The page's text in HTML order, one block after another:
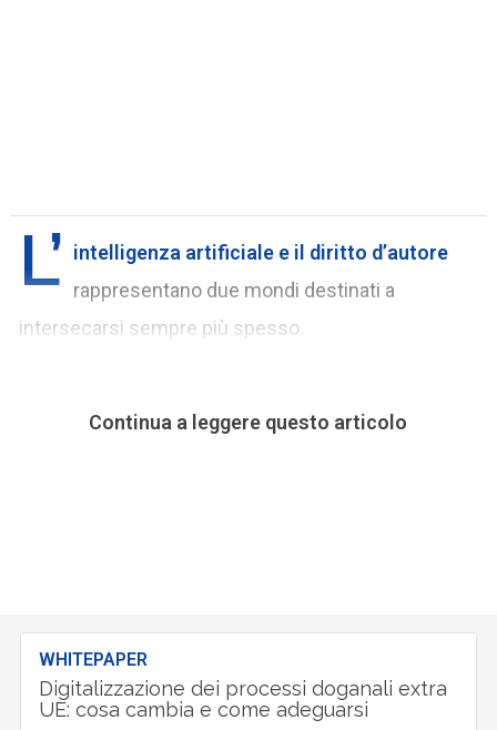
L’ intelligenza artificiale e il diritto d’autore
rappresentano due mondi destinati a
intersecarsi sempre più spesso.
Continua a leggere questo articolo
WHITEPAPER
Digitalizzazione dei processi doganali extra
UE: cosa cambia e come adeguarsi